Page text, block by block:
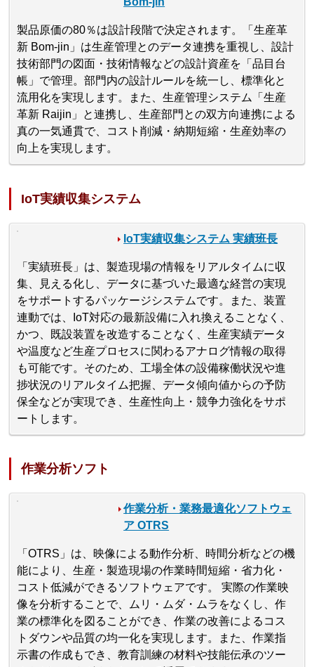
製品原価の80％は設計段階で決定されます。「生産革
新 Bom-jin」は生産管理とのデータ連携を重視し、設計
技術部門の図面・技術情報などの設計資産を「品目台
帳」で管理。部門内の設計ルールを統一し、標準化と
流用化を実現します。また、生産管理システム「生産
革新 Raijin」と連携し、生産部門との双方向連携による
真の一気通貫で、コスト削減・納期短縮・生産効率の
向上を実現します。
IoT実績収集システム
IoT実績収集システム 実績班長
「実績班長」は、製造現場の情報をリアルタイムに収
集、見える化し、データに基づいた最適な経営の実現
をサポートするパッケージシステムです。また、装置
連動では、IoT対応の最新設備に入れ換えることなく、
かつ、既設装置を改造することなく、生産実績データ
や温度など生産プロセスに関わるアナログ情報の取得
も可能です。そのため、工場全体の設備稼働状況や進
捗状況のリアルタイム把握、データ傾向値からの予防
保全などが実現でき、生産性向上・競争力強化をサポ
ートします。
作業分析ソフト
作業分析・業務最適化ソフトウェ
ア OTRS
「OTRS」は、映像による動作分析、時間分析などの機
能により、生産・製造現場の作業時間短縮・省力化・
コスト低減ができるソフトウェアです。 実際の作業映
像を分析することで、ムリ・ムダ・ムラをなくし、作
業の標準化を図ることができ、作業の改善によるコス
トダウンや品質の均一化を実現します。また、作業指
示書の作成もでき、教育訓練の材料や技能伝承のツー